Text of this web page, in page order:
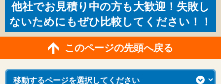
他社でお見積り中の方も大歓迎！失敗し
ないためにもぜひ比較してください！！
このページの先頭へ戻る